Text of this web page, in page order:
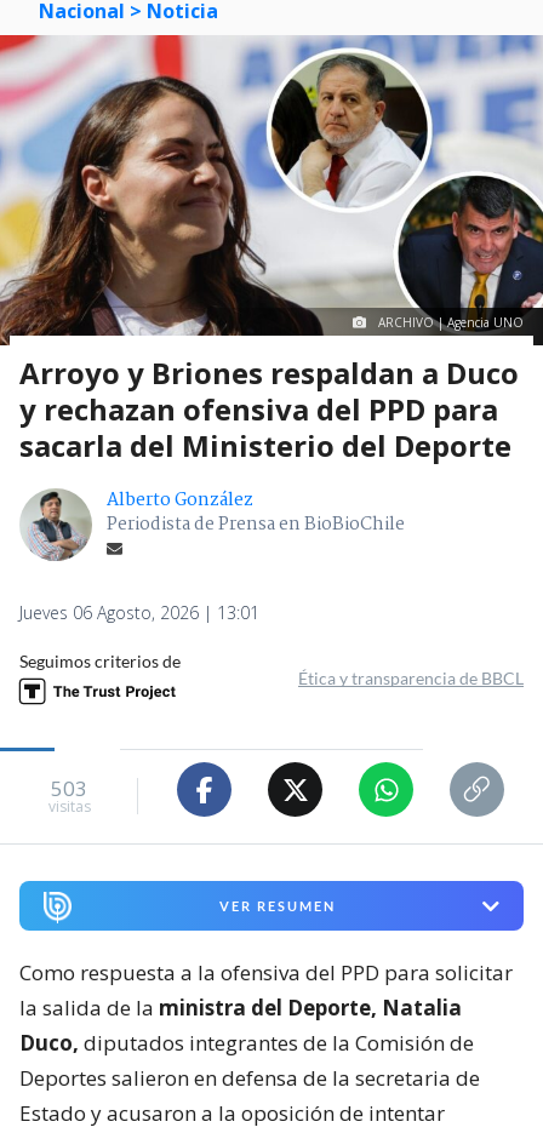
Nacional > Noticia
ARCHIVO | Agencia UNO
Arroyo y Briones respaldan a Duco
y rechazan ofensiva del PPD para
sacarla del Ministerio del Deporte
Alberto González
Periodista de Prensa en BioBioChile
Jueves 06 Agosto, 2026 | 13:01
Seguimos criterios de
Ética y transparencia de BBCL
503
visitas
VER RESUMEN
Como respuesta a la ofensiva del PPD para solicitar
la salida de la ministra del Deporte, Natalia
Duco, diputados integrantes de la Comisión de
Deportes salieron en defensa de la secretaria de
Estado y acusaron a la oposición de intentar